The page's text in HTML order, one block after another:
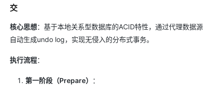
交
核心思想：基于本地关系型数据库的ACID特性，通过代理数据源
自动生成undo log，实现无侵入的分布式事务。
执行流程：
第一阶段（Prepare）
：